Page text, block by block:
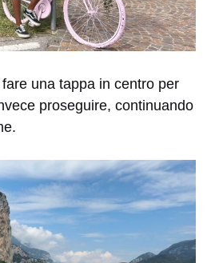
una tappa in centro per
proseguire, continuando